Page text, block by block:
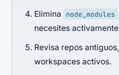
Elimina
node_modules
necesites
Revisa repos
workspaces activos.